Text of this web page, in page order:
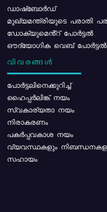
ഡാഷ്ബോർഡ്
മുഖ്യമന്ത്രിയുടെ പരാതി
ഡോക്യുമെൻ്റ് പോർട്ടൽ
ഔദ്യോഗിക വെബ് പോർട്ടൽ
വിവരങ്ങൾ
പോര്‍ട്ടലിനെക്കുറിച്ച്
ഹൈപ്പർലിങ്ക് നയം
സ്വകാര്യതാ നയം
നിരാകരണം
പകർപ്പവകാശ നയം
വ്യവസ്ഥകളും
സഹായം